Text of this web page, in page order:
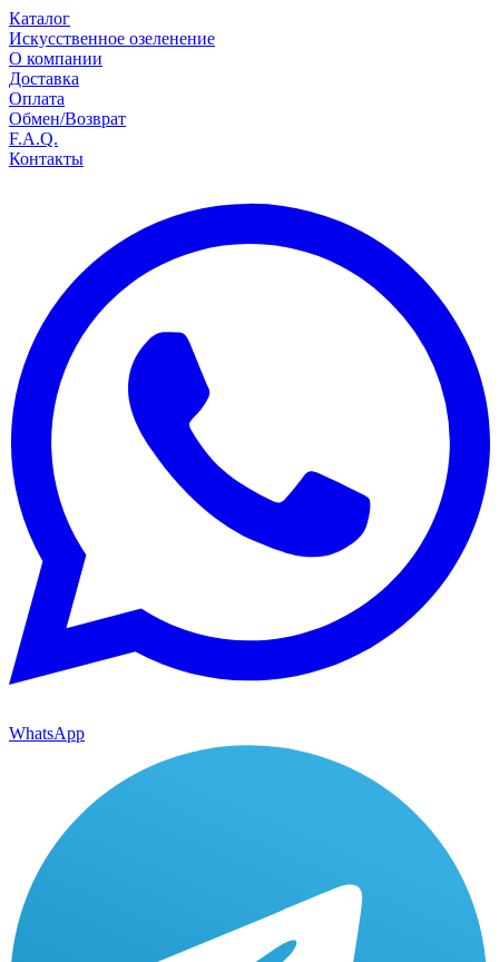
Каталог
Искусственное озеленение
О компании
Доставка
Оплата
Обмен/Возврат
F.A.Q.
Контакты
WhatsApp